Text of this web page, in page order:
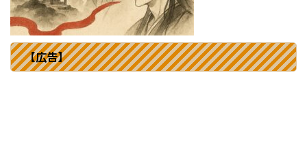
【広告】